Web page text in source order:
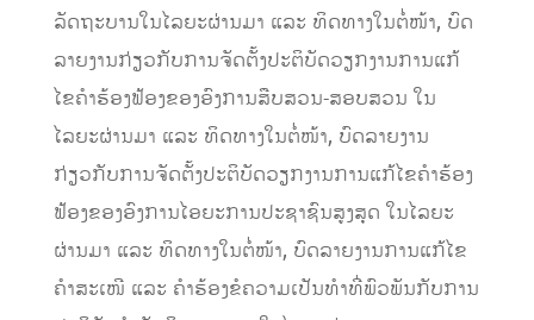
ລັດຖະບານໃນໄລຍະຜ່ານມາ ແລະ ທິດທາງໃນຕໍ່ໜ້າ, ບົດ
ລາຍງານກ່ຽວກັບການຈັດຕັ້ງປະຕິບັດວຽກງານການແກ້
ໄຂຄໍາຮ້ອງຟ້ອງຂອງອົງການສືບສວນ-ສອບສວນ ໃນ
ໄລຍະຜ່ານມາ ແລະ ທິດທາງໃນຕໍ່ໜ້າ, ບົດລາຍງານ
ກ່ຽວກັບການຈັດຕັ້ງປະຕິບັດວຽກງານການແກ້ໄຂຄໍາຮ້ອງ
ຟ້ອງຂອງອົງການໄອຍະການປະຊາຊົນສູງສຸດ ໃນໄລຍະ
ຜ່ານມາ ແລະ ທິດທາງໃນຕໍ່ໜ້າ, ບົດລາຍງານການແກ້ໄຂ
ຄໍາສະເໜີ ແລະ ຄໍາຮ້ອງຂໍຄວາມເປັນທໍາທີ່ພົວພັນກັບການ